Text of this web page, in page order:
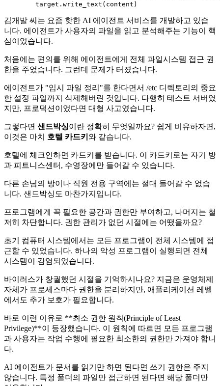
김개발 씨는 요즘 핫한 AI 에이전트 서비스를 개발하고 있습
니다. 에이전트가 사용자의 파일을 읽고 분석해주는 기능이 핵
심이었습니다.
처음에는 편의를 위해 에이전트에게 전체 파일시스템 접근 권
한을 주었습니다. 그런데 문제가 터졌습니다.
에이전트가 "임시 파일 정리"를 한다면서 /etc 디렉토리의 중요
한 설정 파일까지 삭제해버린 것입니다. 다행히 테스트 서버였
지만, 프로덕션이었다면 대형 사고였습니다.
그렇다면 샌드박싱이란 정확히 무엇일까요? 쉽게 비유하자면,
이것은 마치 호텔 카드키 와 같습니다.
호텔에 체크인하면 카드키를 받습니다. 이 카드키로는 자기 방
과 피트니스센터, 수영장에만 들어갈 수 있습니다.
다른 손님의 방이나 직원 전용 구역에는 절대 들어갈 수 없습
니다. 샌드박싱도 마찬가지입니다.
프로그램에게 꼭 필요한 공간과 권한만 부여하고, 나머지는 철
저히 차단합니다. 권한 관리가 없던 시절에는 어땠을까요?
초기 컴퓨터 시스템에서는 모든 프로그램이 전체 시스템에 접
근할 수 있었습니다. 하나의 악성 프로그램이 실행되면 전체
시스템이 감염되었습니다.
바이러스가 창궐했던 시절을 기억하시나요? 지금은 운영체제
자체가 프로세스마다 권한을 분리하지만, 애플리케이션 레벨
에서도 추가 보호가 필요합니다.
바로 이런 이유로 **최소 권한 원칙(Principle of Least
Privilege)**이 등장했습니다. 이 원칙에 따르면 모든 프로그램
과 사용자는 작업 수행에 필요한 최소한의 권한만 가져야 합니
다.
AI 에이전트가 문서를 읽기만 하면 된다면 쓰기 권한은 주지
않습니다. 특정 폴더의 파일만 접근하면 된다면 해당 폴더만